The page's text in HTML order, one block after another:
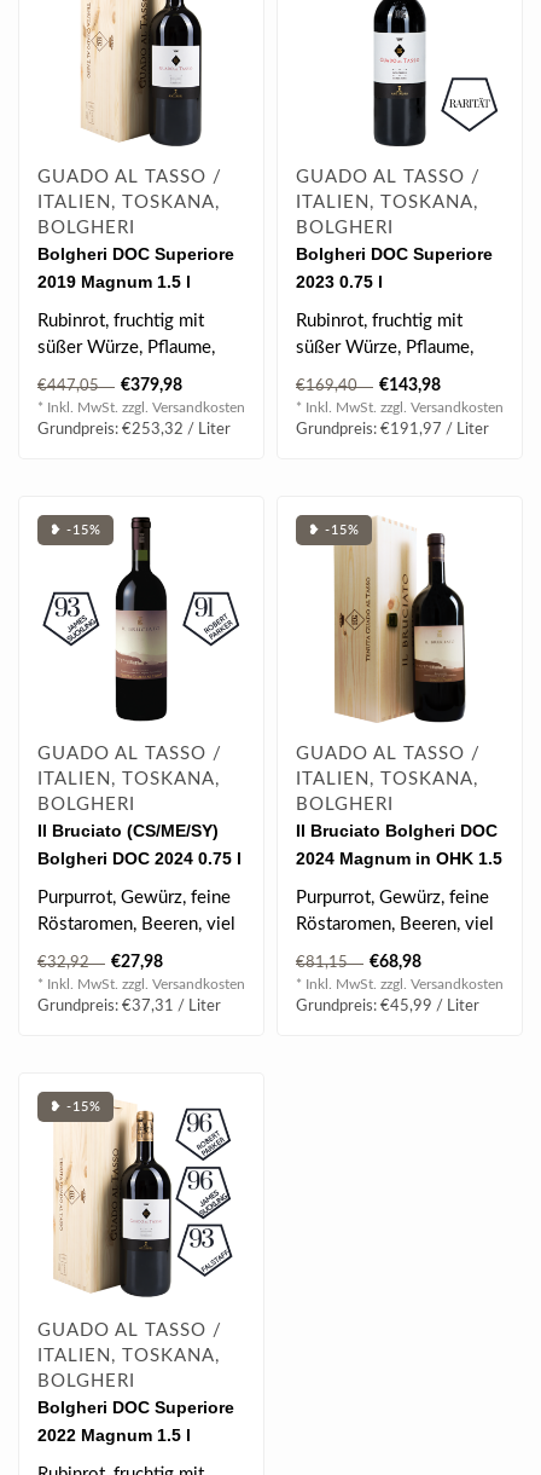
GUADO AL TASSO /
ITALIEN, TOSKANA,
BOLGHERI
Bolgheri DOC Superiore
2019 Magnum 1.5 l
Rubinrot, fruchtig mit
süßer Würze, Pflaume,
Blaubeerkonfitüre, Leder,
Süß..
€447,05 €379,98
* Inkl. MwSt. zzgl. Versandkosten
Grundpreis: €253,32 / Liter
GUADO AL TASSO /
ITALIEN, TOSKANA,
BOLGHERI
Bolgheri DOC Superiore
2023 0.75 l
Rubinrot, fruchtig mit
süßer Würze, Pflaume,
Blaubeerkonfitüre, Leder,
Süß..
€169,40 €143,98
* Inkl. MwSt. zzgl. Versandkosten
Grundpreis: €191,97 / Liter
❥ -15%
GUADO AL TASSO /
ITALIEN, TOSKANA,
BOLGHERI
Il Bruciato (CS/ME/SY)
Bolgheri DOC 2024 0.75 l
Purpurrot, Gewürz, feine
Röstaromen, Beeren, viel
Schmelz, gute Struktur,
Minz..
€32,92 €27,98
* Inkl. MwSt. zzgl. Versandkosten
Grundpreis: €37,31 / Liter
❥ -15%
GUADO AL TASSO /
ITALIEN, TOSKANA,
BOLGHERI
Il Bruciato Bolgheri DOC
2024 Magnum in OHK 1.5
l
Purpurrot, Gewürz, feine
Röstaromen, Beeren, viel
Schmelz, gute Struktur,
Minz..
€81,15 €68,98
* Inkl. MwSt. zzgl. Versandkosten
Grundpreis: €45,99 / Liter
❥ -15%
GUADO AL TASSO /
ITALIEN, TOSKANA,
BOLGHERI
Bolgheri DOC Superiore
2022 Magnum 1.5 l